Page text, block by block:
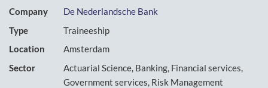
Company
De Nederlandsche Bank
Type
Traineeship
Location
Amsterdam
Sector
Actuarial Science, Banking, Financial services,
Government services, Risk Management